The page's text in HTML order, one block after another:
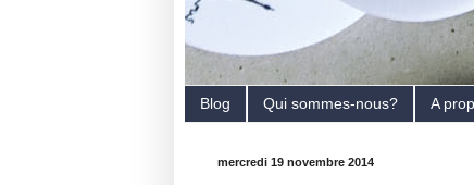
Blog Qui sommes-nous? A
mercredi 19 novembre 2014